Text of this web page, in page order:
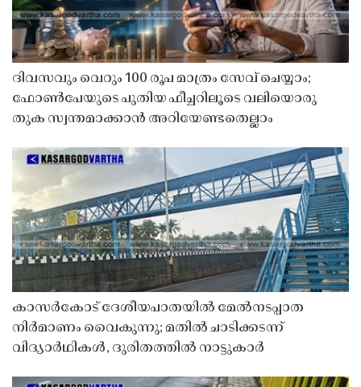
ദിവസവും വെറും 100 രൂപ മാത്രം സേവ് ചെയ്യാം;
ഫോൺപേയുടെ പുതിയ ഫീച്ചറിലൂടെ വലിയൊരു
തുക സ്വന്തമാക്കാൻ അറിയേണ്ടതെല്ലാം
കാസർകോട് ദേശീയപാതയിൽ മേൽനടപ്പാത
നിർമാണം വൈകുന്നു; മതിൽ ചാടിക്കടന്ന്
വിദ്യാർഥികൾ, ദുരിതത്തിൽ നാട്ടുകാർ